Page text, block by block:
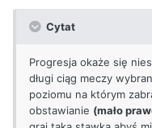
Cytat
Progresja okaże się
długi ciąg meczy
poziomu na którym
obstawianie (mało